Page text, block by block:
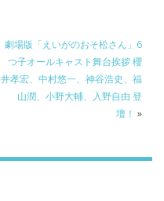
劇場版「えいがのおそ松さん」6
つ子オールキャスト舞台挨拶 櫻
井孝宏、中村悠一、神谷浩史、福
山潤、小野大輔、入野自由 登
壇！ »